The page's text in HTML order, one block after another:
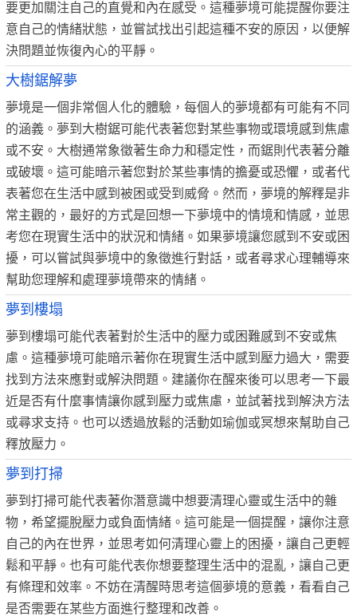
要更加關注自己的直覺和內在感受。這種夢境可能提醒你要注
意自己的情緒狀態，並嘗試找出引起這種不安的原因，以便解
決問題並恢復內心的平靜。
大樹鋸解夢
夢境是一個非常個人化的體驗，每個人的夢境都有可能有不同
的涵義。夢到大樹鋸可能代表著您對某些事物或環境感到焦慮
或不安。大樹通常象徵著生命力和穩定性，而鋸則代表著分離
或破壞。這可能暗示著您對於某些事情的擔憂或恐懼，或者代
表著您在生活中感到被困或受到威脅。然而，夢境的解釋是非
常主觀的，最好的方式是回想一下夢境中的情境和情感，並思
考您在現實生活中的狀況和情緒。如果夢境讓您感到不安或困
擾，可以嘗試與夢境中的象徵進行對話，或者尋求心理輔導來
幫助您理解和處理夢境帶來的情緒。
夢到樓塌
夢到樓塌可能代表著對於生活中的壓力或困難感到不安或焦
慮。這種夢境可能暗示著你在現實生活中感到壓力過大，需要
找到方法來應對或解決問題。建議你在醒來後可以思考一下最
近是否有什麼事情讓你感到壓力或焦慮，並試著找到解決方法
或尋求支持。也可以透過放鬆的活動如瑜伽或冥想來幫助自己
釋放壓力。
夢到打掃
夢到打掃可能代表著你潛意識中想要清理心靈或生活中的雜
物，希望擺脫壓力或負面情緒。這可能是一個提醒，讓你注意
自己的內在世界，並思考如何清理心靈上的困擾，讓自己更輕
鬆和平靜。也有可能代表你想要整理生活中的混亂，讓自己更
有條理和效率。不妨在清醒時思考這個夢境的意義，看看自己
是否需要在某些方面進行整理和改善。